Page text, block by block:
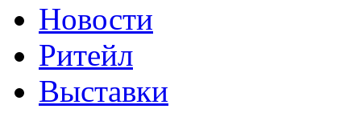
Новости
Ритейл
Выставки